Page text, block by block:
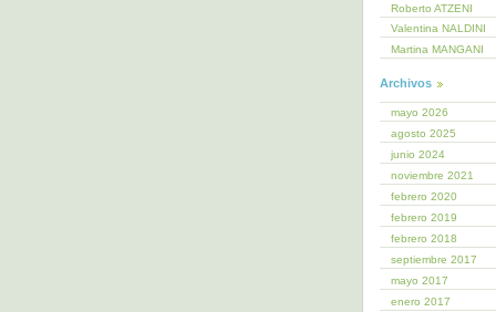
Roberto ATZENI
Valentina NALDINI
Martina MANGANI
Archivos
mayo 2026
agosto 2025
junio 2024
noviembre 2021
febrero 2020
febrero 2019
febrero 2018
septiembre 2017
mayo 2017
enero 2017